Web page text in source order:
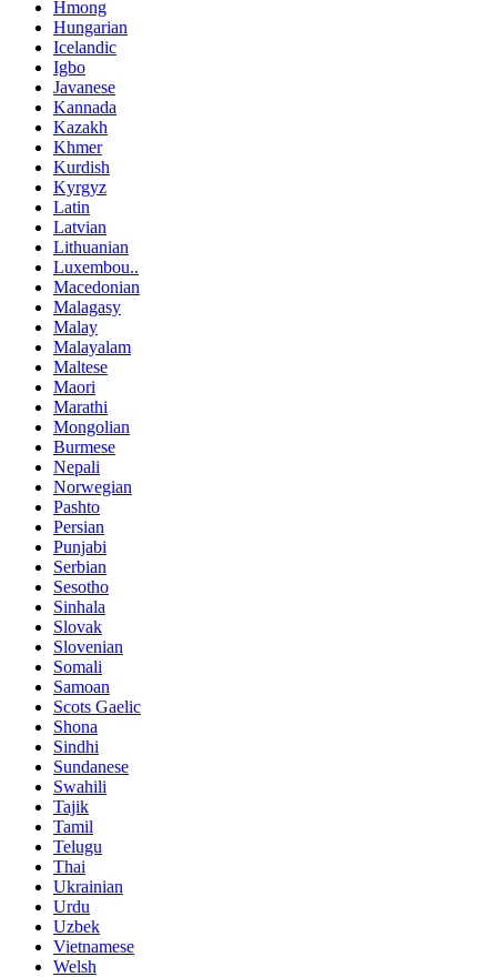
Hmong
Hungarian
Icelandic
Igbo
Javanese
Kannada
Kazakh
Khmer
Kurdish
Kyrgyz
Latin
Latvian
Lithuanian
Luxembou..
Macedonian
Malagasy
Malay
Malayalam
Maltese
Maori
Marathi
Mongolian
Burmese
Nepali
Norwegian
Pashto
Persian
Punjabi
Serbian
Sesotho
Sinhala
Slovak
Slovenian
Somali
Samoan
Scots Gaelic
Shona
Sindhi
Sundanese
Swahili
Tajik
Tamil
Telugu
Thai
Ukrainian
Urdu
Uzbek
Vietnamese
Welsh